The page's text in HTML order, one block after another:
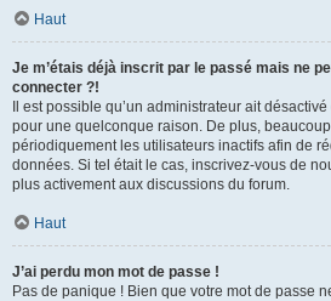
Haut
Je m’étais déjà inscrit par le passé mais ne
connecter ?!
Il est possible qu’un administrateur ait
pour une quelconque raison. De plus,
périodiquement les utilisateurs inactifs afin de
données. Si tel était le cas, inscrivez-vous de
plus activement aux discussions du forum.
Haut
J’ai perdu mon mot de passe !
Pas de panique ! Bien que votre mot de passe